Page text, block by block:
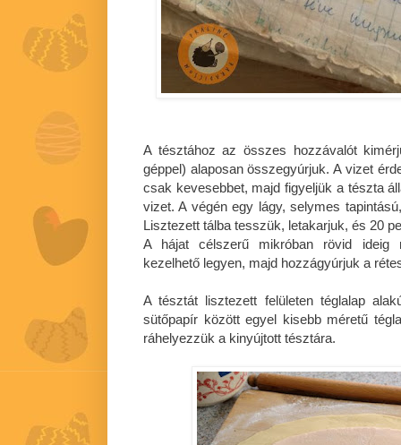
A tésztához az összes hozzávalót
géppel) alaposan összegyúrjuk. A vizet
csak kevesebbet, majd figyeljük a tészta
vizet. A végén egy lágy, selymes
Lisztezett tálba tesszük, letakarjuk, és 20
A hájat célszerű mikróban rövid ideig
kezelhető legyen, majd hozzágyúrjuk a
A tésztát lisztezett felületen téglalap
sütőpapír között egyel kisebb méretű
ráhelyezzük a kinyújtott tésztára.